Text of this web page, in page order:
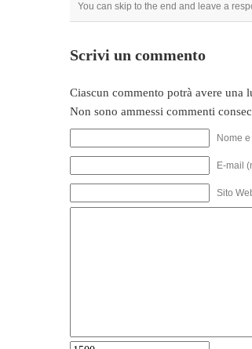
You can skip to the end and leave a
Scrivi un commento
Ciascun commento potrà avere una
Non sono ammessi commenti
Nome
E-mail
Sito